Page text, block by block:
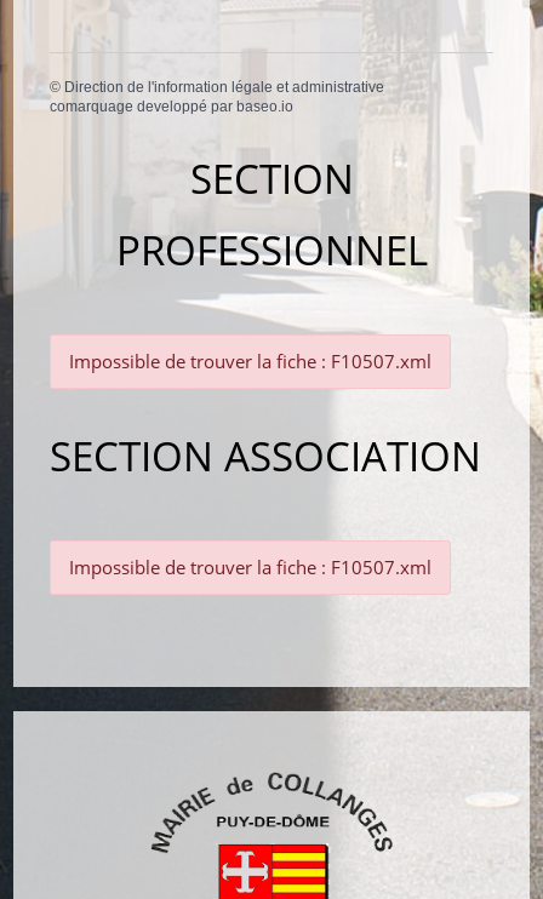
© Direction de l'information légale et administrative
comarquage developpé parbaseo.io
SECTION
PROFESSIONNEL
Impossible de trouver la fiche : F10507.xml
SECTION ASSOCIATION
Impossible de trouver la fiche : F10507.xml